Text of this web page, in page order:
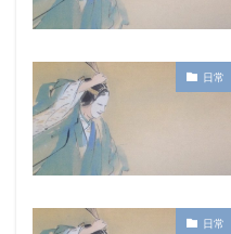
日常
日常